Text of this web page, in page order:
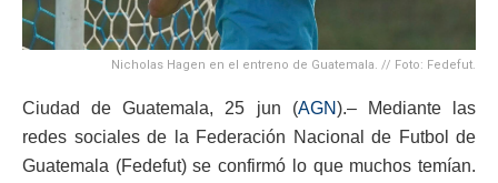
Nicholas Hagen en el entreno de Guatemala. // Foto: Fedefut.
Ciudad de Guatemala, 25 jun (AGN).– Mediante las
redes sociales de la Federación Nacional de Futbol de
Guatemala (Fedefut) se confirmó lo que muchos temían.